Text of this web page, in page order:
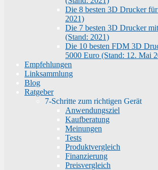
Die 8 besten 3D Drucker
2021)
Die 7 besten 3D Drucker
(Stand: 2021)
Die 10 besten FDM 3D
5000 Euro (Stand: 12. Mai
Empfehlungen
Linksammlung
Blog
Ratgeber
7-Schritte zum richtigen Gerät
Anwendungsziel
Kaufberatung
Meinungen
Tests
Produktvergleich
Finanzierung
Preisvergleich